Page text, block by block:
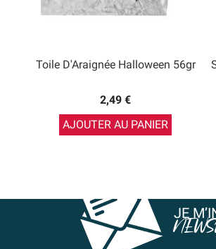
Toile D'Araignée Halloween 56gr
2,49 €
AJOUTER AU PANIER
JE